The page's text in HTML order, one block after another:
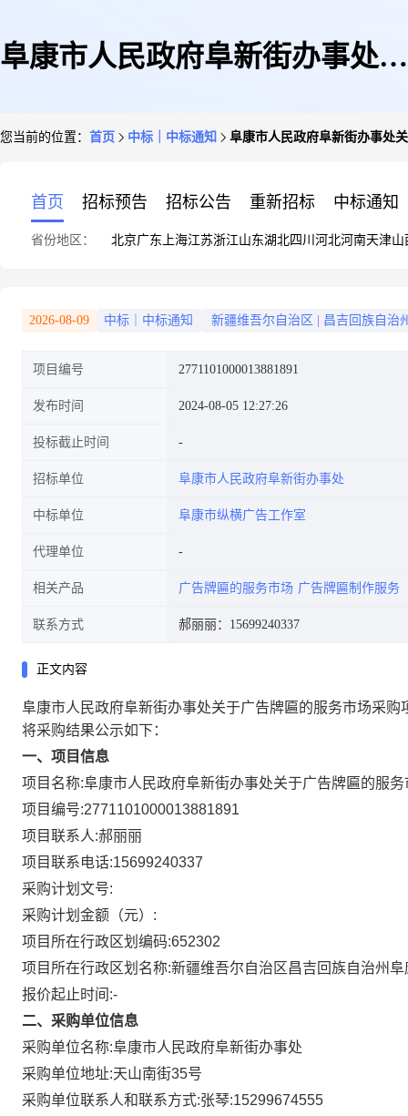
阜康市人民政府阜新街办事处关
您当前的位置： 首页 中标｜中标通知 阜康市人民政府阜新街办事处
首页 招标预告 招标公告 重新招标 中标通知
省份地区： 北京广东 上海江苏浙江山东湖北四川 河北河南天津山
2026-08-09 中标｜中标通知 新疆维吾尔自治区 昌吉回族自治
项目编号 2771101000013881891
发布时间 2024-08-05 12:27:26
投标截止时间
招标单位 阜康市人民政府阜新街办事处
中标单位 阜康市纵横广告工作室
代理单位
相关产品 广告牌匾的服务市场 广告牌匾制作服务
联系方式 郝丽丽：15699240337
正文内容
阜康市人民政府阜新街办事处关于广告牌匾的服务市场采购
将采购结果公示如下：
一、项目信息
项目名称:阜康市人民政府阜新街办事处关于广告牌匾的服
项目编号:2771101000013881891
项目联系人:郝丽丽
项目联系电话:15699240337
采购计划文号:
采购计划金额（元）:
项目所在行政区划编码:652302
项目所在行政区划名称:新疆维吾尔自治区昌吉回族自治州阜
报价起止时间:-
二、采购单位信息
采购单位名称:阜康市人民政府阜新街办事处
采购单位地址:天山南街35号
采购单位联系人和联系方式:张琴:15299674555